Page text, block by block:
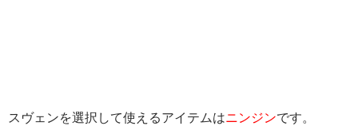
スヴェンを選択して使えるアイテムはニンジンです。